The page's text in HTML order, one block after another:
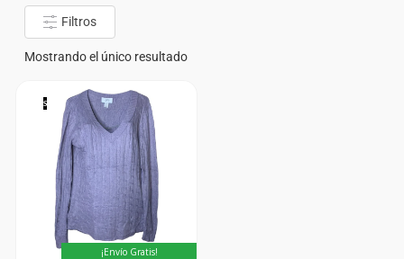
Filtros
Mostrando el único resultado
S
¡Envío Gratis!